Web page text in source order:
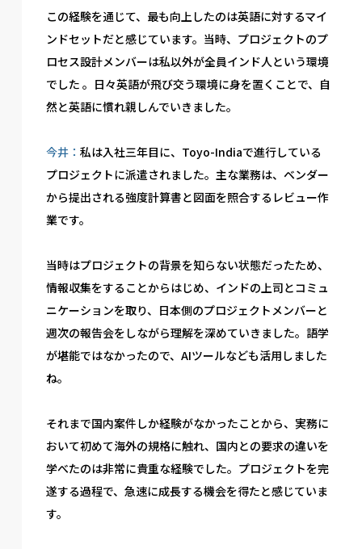
この経験を通じて、最も向上したのは英語に対するマイ
ンドセットだと感じています。当時、プロジェクトのプ
ロセス設計メンバーは私以外が全員インド人という環境
でした 。日々英語が飛び交う環境に身を置くことで、自
然と英語に慣れ親しんでいきました。
今井： 私は入社三年目に、Toyo-Indiaで進行している
プロジェクトに派遣されました。主な業務は、ベンダー
から提出される強度計算書と図面を照合するレビュー作
業です。
当時はプロジェクトの背景を知らない状態だったため、
情報収集をすることからはじめ、インドの上司とコミュ
ニケーションを取り、日本側のプロジェクトメンバーと
週次の報告会をしながら理解を深めていきました。語学
が堪能ではなかったので、AIツールなども活用しました
ね。
それまで国内案件しか経験がなかったことから、実務に
おいて初めて海外の規格に触れ、国内との要求の違いを
学べたのは非常に貴重な経験でした。プロジェクトを完
遂する過程で、急速に成長する機会を得たと感じていま
す。